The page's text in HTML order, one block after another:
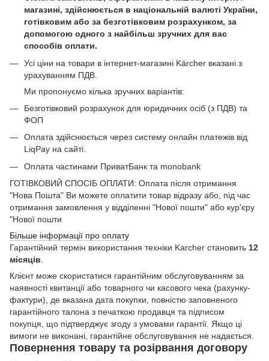
магазині, здійснюється в національній валюті України,
готівковим або за безготівковим розрахунком, за
допомогою одного з найбільш зручних для вас
способів оплати.
Усі ціни на товари в інтернет-магазині Kärcher вказані з
урахуванням ПДВ.
Ми пропонуємо кілька зручних варіантів:
Безготівковий розрахунок для юридичних осіб (з ПДВ) та
ФОП
Оплата здійснюється через систему онлайн платежів від
LiqPay на сайті.
Оплата частинами ПриватБанк та monobank
ГОТІВКОВИЙ СПОСІБ ОПЛАТИ: Оплата після отримання
"Нова Пошта" Ви можете оплатити товар відразу або, під час
отримання замовлення у відділенні "Нової пошти" або кур'єру
"Нової пошти
Більше інформації про оплату
Гарантійний термін використання техніки Karcher становить 12
місяців
Клієнт може скористатися гарантійним обслуговуванням за
наявності квитанції або товарного чи касового чека (рахунку-
фактури), де вказана дата покупки, повністю заповненого
гарантійного талона з печаткою продавця та підписом
покупця, що підтверджує згоду з умовами гарантії. Якщо ці
вимоги не виконані, гарантійне обслуговування не надається.
Повернення товару та розірвання договору